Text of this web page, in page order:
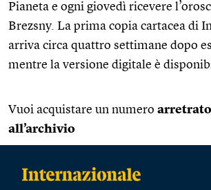
Pianeta e ogni giovedì ricevere
Brezsny. La prima copia cartacea di
arriva circa quattro settimane dopo
mentre la versione digitale è
Vuoi acquistare un numero arretrato
all’archivio